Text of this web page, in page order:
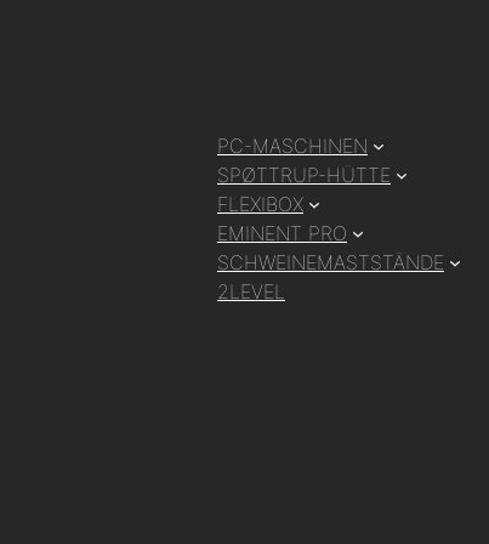
PC-MASCHINEN
SPØTTRUP-HÜTTE
FLEXIBOX
EMINENT PRO
SCHWEINEMASTSTÄNDE
2LEVEL